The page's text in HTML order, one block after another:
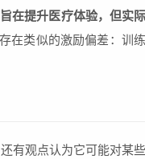
在提升医疗体验，但实
在类似的激励偏差：训
有观点认为它可能对某些